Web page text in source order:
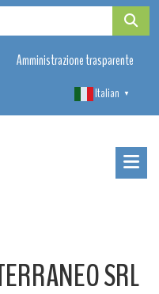
Amministrazione trasparente
Italian ▼
SRL